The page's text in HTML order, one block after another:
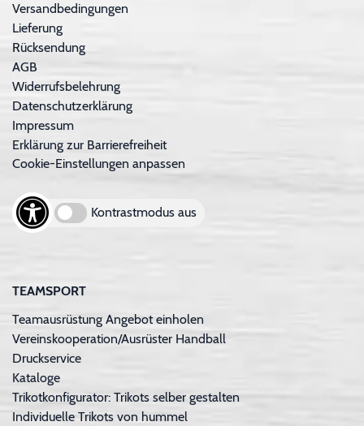
Versandbedingungen
Lieferung
Rücksendung
AGB
Widerrufsbelehrung
Datenschutzerklärung
Impressum
Erklärung zur Barrierefreiheit
Cookie-Einstellungen anpassen
Kontrastmodus aus
TEAMSPORT
Teamausrüstung Angebot einholen
Vereinskooperation/Ausrüster Handball
Druckservice
Kataloge
Trikotkonfigurator: Trikots selber gestalten
Individuelle Trikots von hummel